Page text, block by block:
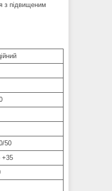
з підвищеним
50
+35